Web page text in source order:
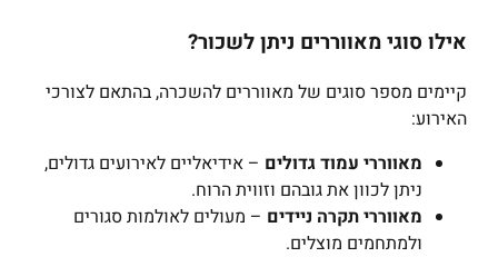
אילו סוגי מאווררים ניתן לשכור?
קיימים מספר סוגים של מאווררים להשכרה, בהתאם לצורכי
האירוע:
מאווררי עמוד גדולים – אידיאליים לאירועים גדולים,
ניתן לכוון את גובהם וזווית הרוח.
מאווררי תקרה ניידים – מעולים לאולמות סגורים
ולמתחמים מוצלים.